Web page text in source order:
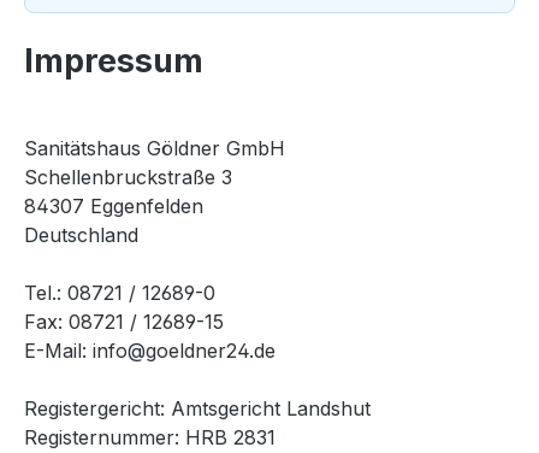
Impressum
Sanitätshaus Göldner GmbH
Schellenbruckstraße 3
84307 Eggenfelden
Deutschland
Tel.: 08721 / 12689-0
Fax: 08721 / 12689-15
E-Mail: info@goeldner24.de
Registergericht: Amtsgericht Landshut
Registernummer: HRB 2831